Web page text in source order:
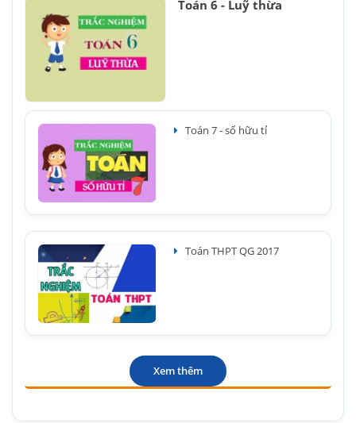
Toán 6 - Luỹ thừa
Toán 7 - số hữu tỉ
Toán THPT QG 2017
Xem thêm